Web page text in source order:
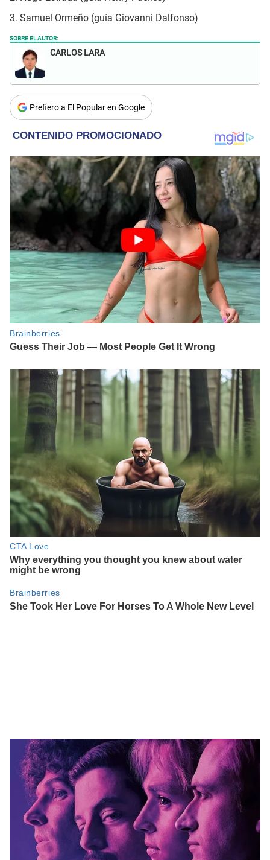
3. Samuel Ormeño (guía Giovanni Dalfonso)
SOBRE EL AUTOR:
CARLOS LARA
Prefiero a El Popular en Google